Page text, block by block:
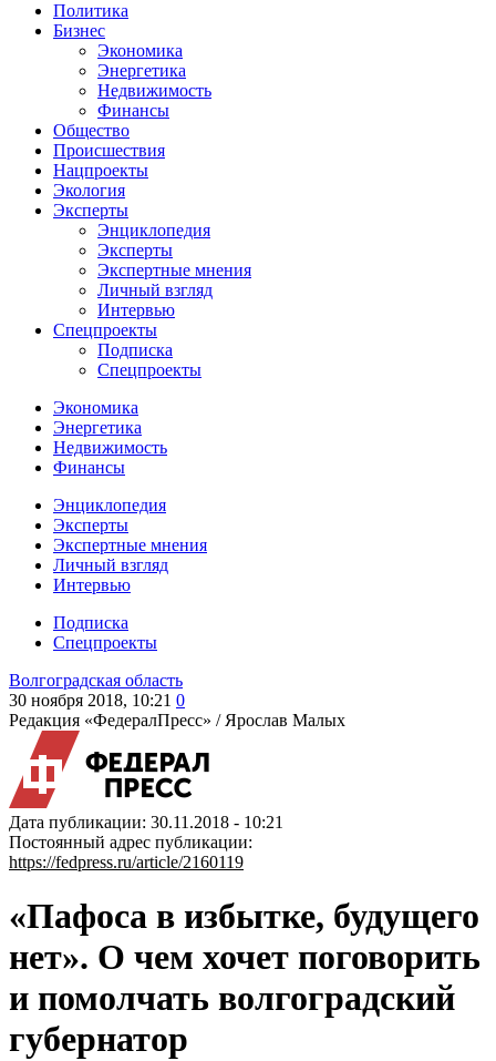
Политика
Бизнес
Экономика
Энергетика
Недвижимость
Финансы
Общество
Происшествия
Нацпроекты
Экология
Эксперты
Энциклопедия
Эксперты
Экспертные мнения
Личный взгляд
Интервью
Спецпроекты
Подписка
Спецпроекты
Экономика
Энергетика
Недвижимость
Финансы
Энциклопедия
Эксперты
Экспертные мнения
Личный взгляд
Интервью
Подписка
Спецпроекты
Волгоградская область
30 ноября 2018, 10:21 0
Редакция «ФедералПресс» / Ярослав Малых
Дата публикации: 30.11.2018 - 10:21
Постоянный адрес публикации:
https://fedpress.ru/article/2160119
«Пафоса в избытке, будущего
нет». О чем хочет поговорить
и помолчать волгоградский
губернатор